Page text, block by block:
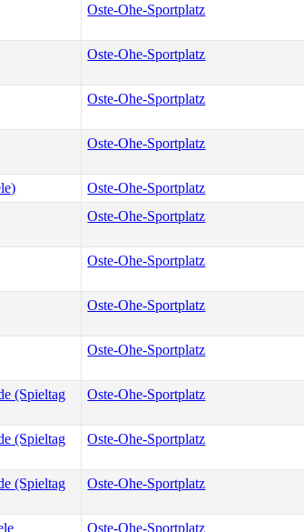
Oste-Ohe-Sportplatz
Oste-Ohe-Sportplatz
Oste-Ohe-Sportplatz
Oste-Ohe-Sportplatz
Oste-Ohe-Sportplatz
Oste-Ohe-Sportplatz
Oste-Ohe-Sportplatz
Oste-Ohe-Sportplatz
Oste-Ohe-Sportplatz
(Spieltag
Oste-Ohe-Sportplatz
(Spieltag
Oste-Ohe-Sportplatz
(Spieltag
Oste-Ohe-Sportplatz
Oste-Ohe-Sportplatz